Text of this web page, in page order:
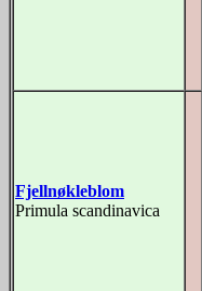
Fjellnøkleblom
Primula scandinavica